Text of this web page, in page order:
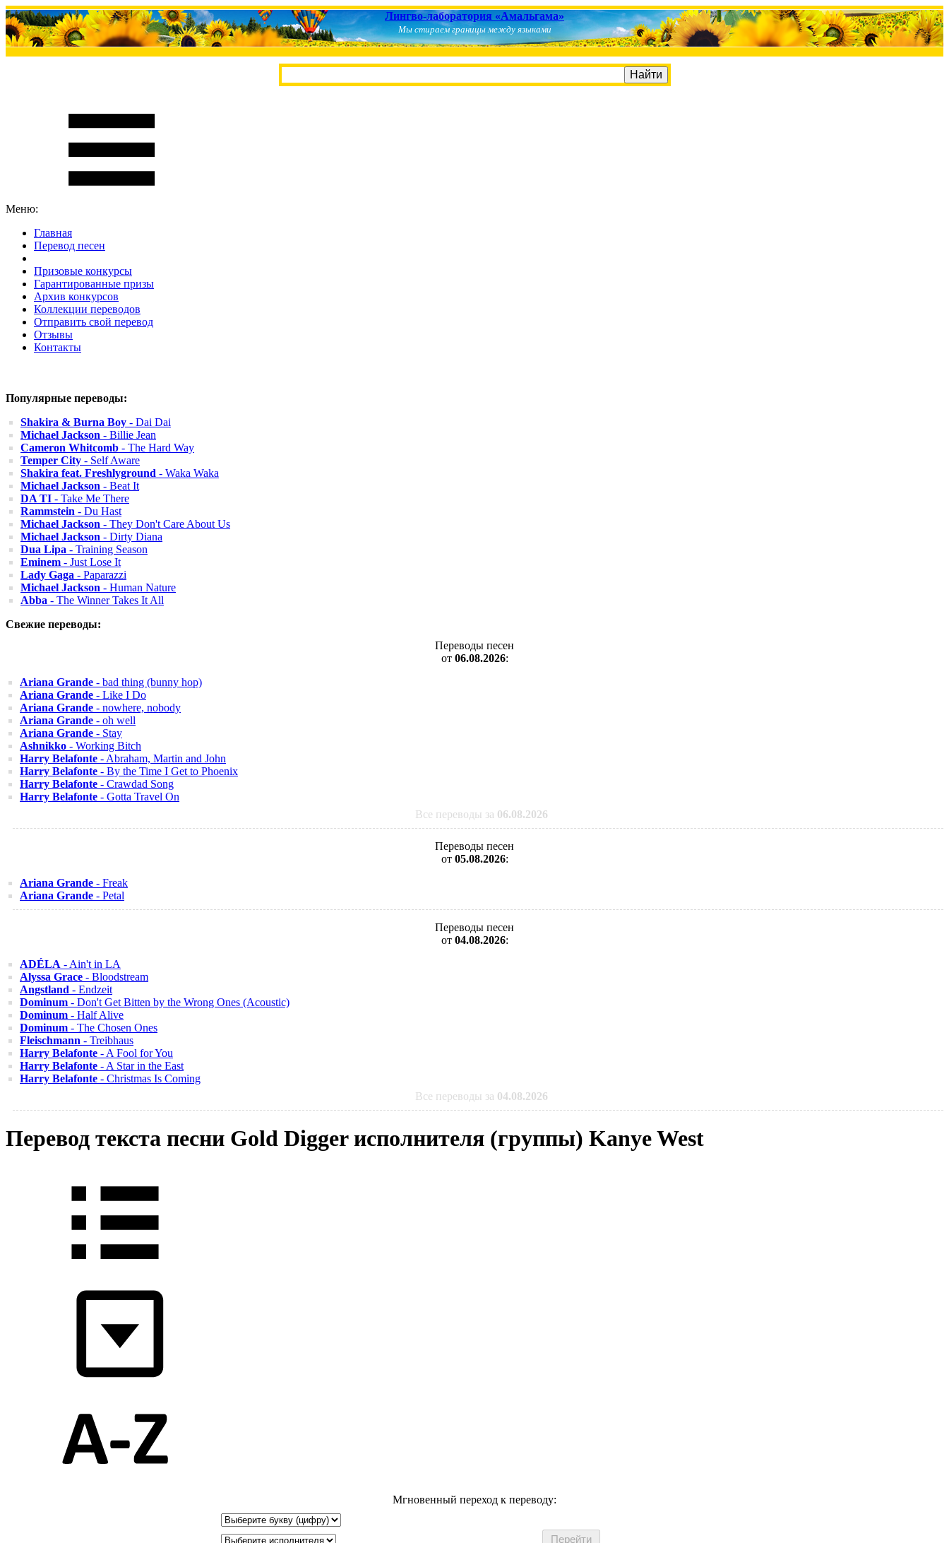
Лингво-лаборатория «Амальгама»
Мы стираем границы между языками
Меню:
Главная
Перевод песен
Призовые конкурсы
Гарантированные призы
Архив конкурсов
Коллекции переводов
Отправить свой перевод
Отзывы
Контакты
Популярные переводы:
Shakira & Burna Boy - Dai Dai
Michael Jackson - Billie Jean
Cameron Whitcomb - The Hard Way
Temper City - Self Aware
Shakira feat. Freshlyground - Waka Waka
Michael Jackson - Beat It
DA TI - Take Me There
Rammstein - Du Hast
Michael Jackson - They Don't Care About Us
Michael Jackson - Dirty Diana
Dua Lipa - Training Season
Eminem - Just Lose It
Lady Gaga - Paparazzi
Michael Jackson - Human Nature
Abba - The Winner Takes It All
Свежие переводы:
Переводы песен
от 06.08.2026:
Ariana Grande - bad thing (bunny hop)
Ariana Grande - Like I Do
Ariana Grande - nowhere, nobody
Ariana Grande - oh well
Ariana Grande - Stay
Ashnikko - Working Bitch
Harry Belafonte - Abraham, Martin and John
Harry Belafonte - By the Time I Get to Phoenix
Harry Belafonte - Crawdad Song
Harry Belafonte - Gotta Travel On
Все переводы за 06.08.2026
Переводы песен
от 05.08.2026:
Ariana Grande - Freak
Ariana Grande - Petal
Переводы песен
от 04.08.2026:
ADÉLA - Ain't in LA
Alyssa Grace - Bloodstream
Angstland - Endzeit
Dominum - Don't Get Bitten by the Wrong Ones (Acoustic)
Dominum - Half Alive
Dominum - The Chosen Ones
Fleischmann - Treibhaus
Harry Belafonte - A Fool for You
Harry Belafonte - A Star in the East
Harry Belafonte - Christmas Is Coming
Все переводы за 04.08.2026
Перевод текста песни Gold Digger исполнителя (группы) Kanye West
Мгновенный переход к переводу: